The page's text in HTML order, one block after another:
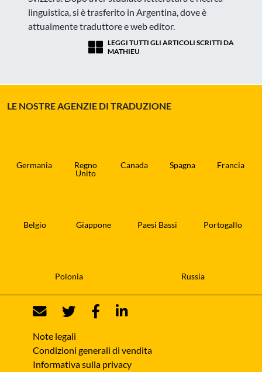
linguistica, si è trasferito in Argentina, dove è
attualmente traduttore e web editor.
LEGGI TUTTI GLI ARTICOLI SCRITTI DA
MATHIEU
LE NOSTRE AGENZIE DI TRADUZIONE
Germania
Regno
Unito
Canada Spagna Francia
Belgio Giappone Paesi Bassi Portogallo
Polonia Russia
Note legali
Condizioni generali di vendita
Informativa sulla privacy